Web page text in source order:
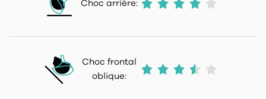
Choc arrière:
Choc frontal
oblique: